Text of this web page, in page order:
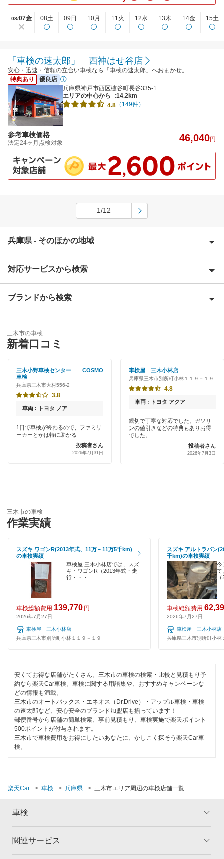
08/07金 08土 09日 10月 11火 12水 13木 14金 15土
「車検の速太郎」 西神はせ谷店
安心・迅速・信頼の立合い車検なら「車検の速太郎」へおまかせ。
特典あり
優良店
兵庫県神戸市西区櫨谷町長谷335-1
エリアの中心から
:14.2km
4.8 （149件）
参考車検価格
法定24ヶ月点検対象 46,040円
1/12
兵庫県 - そのほかの地域
相生市
赤穂郡
赤穂市
朝来市
芦屋市
尼崎市
淡路市
伊丹市
加古郡
加東市
神崎郡
丹波篠山市
三田市
宍粟市
洲本市
多可郡
豊岡市
対応サービスから検索
Award 受賞店
特典あり
早割りあり
EV車OK
120分以内の車検
1日車検
夜間受付
整備保証
1級整備士在籍
閉じる
ブランドから検索
「車検の速太郎」
出光リテール車検
宇佐美車検
コスモの車検
キグナス車検
エネフリ車検
閉じる
三木市の車検
新着口コミ
三木小野車検センター COSMO
車検
兵庫県三木市大村556-2
3.8
車両 : トヨタ ノア
1日で車検が終わるので、ファミリ
ーカーとかは特に助かる
投稿者さん
2026年7月31日
車検屋 三木小林店
兵庫県三木市別所町小林１１９－１９
4.8
車両 : トヨタ アクア
親切で丁寧な対応でした。ガソリ
ンの値引きなどの特典もありお得
でした。
投稿者さん
2026年7月3日
三木市の車検
作業実績
スズキ ワゴンR(2013年式、11万～11万5千km)
の車検実績
車検屋 三木小林店では、スズ
キ・ワゴンR（2013年式・走
行・・・
車検総額費用 139,770 円
2026年7月27日
車検屋 三木小林店
兵庫県三木市別所町小林１１９－１９
スズキ アルトラパン
千km)の車検実績
今
て
（
車検総額費用
2026年7月27日
車検屋 三木小林店
兵庫県三木市別所町小林
安くてお得な店舗がたくさん。三木市の車検の検索・比較と見積もり予
約なら楽天Car車検。車検に関する用語集や、おすすめキャンペーンな
どの情報も満載。
三木市のオートバックス・エネオス（Dr.Drive）・アップル車検・車検
の速太郎など、安心安全のブランド加盟店も揃っています！
郵便番号から店舗の簡単検索、事前見積もり、車検実施で楽天ポイント
500ポイントが付与されます。
三木市で車検費用をお得にしたいあなたに、かしこく探そう楽天Car車
検。
楽天Car 車検 兵庫県 三木市エリア周辺の車検店舗一覧
車検
トップ
関連サービス